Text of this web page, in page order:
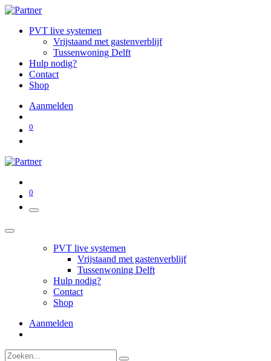
PVT live systemen
Vrijstaand met gastenverblijf
Tussenwoning Delft
Hulp nodig?
Contact
Shop
Aanmelden
0
0
PVT live systemen
Vrijstaand met gastenverblijf
Tussenwoning Delft
Hulp nodig?
Contact
Shop
Aanmelden